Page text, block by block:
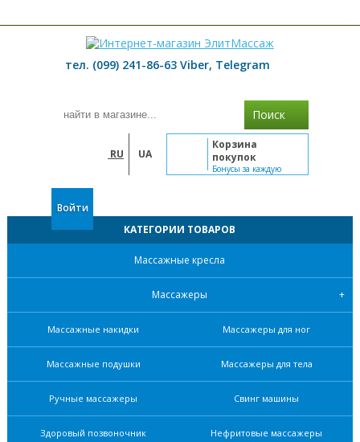
тел. (099) 241-86-63 Viber, Telegram
Поиск
RU UA
Корзина
покупок
Бонусы за каждую
покупку
Войти
КАТЕГОРИИ ТОВАРОВ
Массажные кресла
Массажеры
Массажные накидки Массажеры для ног
Массажные подушки Массажеры для тела
Ручные массажеры Свинг машины
Здоровый позвоночник Нефритовые масcажеры